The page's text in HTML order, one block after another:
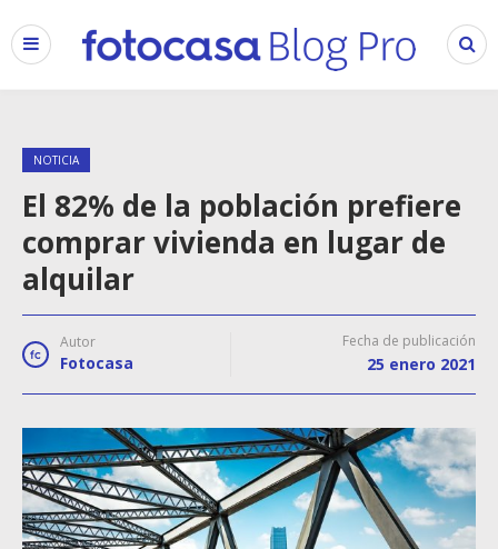
NOTICIA
El 82% de la población prefiere
comprar vivienda en lugar de
alquilar
Autor
Fotocasa
Fecha de publicación
25 enero 2021